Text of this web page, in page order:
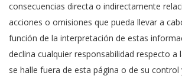
consecuencias directa o indirectamente
acciones o omisiones que pueda llevar a
función de la interpretación de estas
declina cualquier responsabilidad respecto a
se halle fuera de esta página o de su